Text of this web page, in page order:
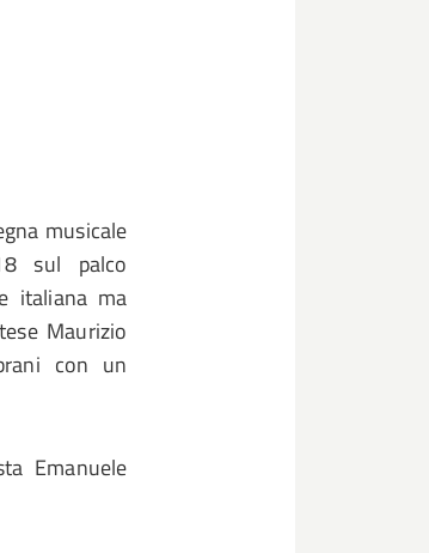
musicale
sul palco
italiana ma
Maurizio
con un
Emanuele